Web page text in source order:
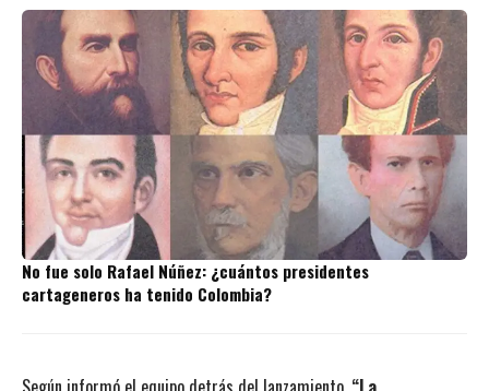
No fue solo Rafael Núñez: ¿cuántos presidentes
cartageneros ha tenido Colombia?